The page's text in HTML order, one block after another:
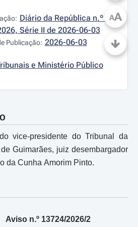
Diário da República n.º
Série II de 2026-06-03
Publicação: 2026-06-03
e Ministério Público
vice-presidente do Tribunal da
Guimarães, juiz desembargador
da Cunha Amorim Pinto.
Aviso n.º 13724/2026/2
AA